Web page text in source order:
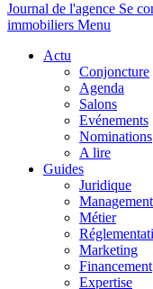
Journal de l'agence Se
immobiliers Menu
Actu
Conjoncture
Agenda
Salons
Evénements
Nominations
A lire
Guides
Juridique
Management
Métier
Marketing
Financement
Expertise